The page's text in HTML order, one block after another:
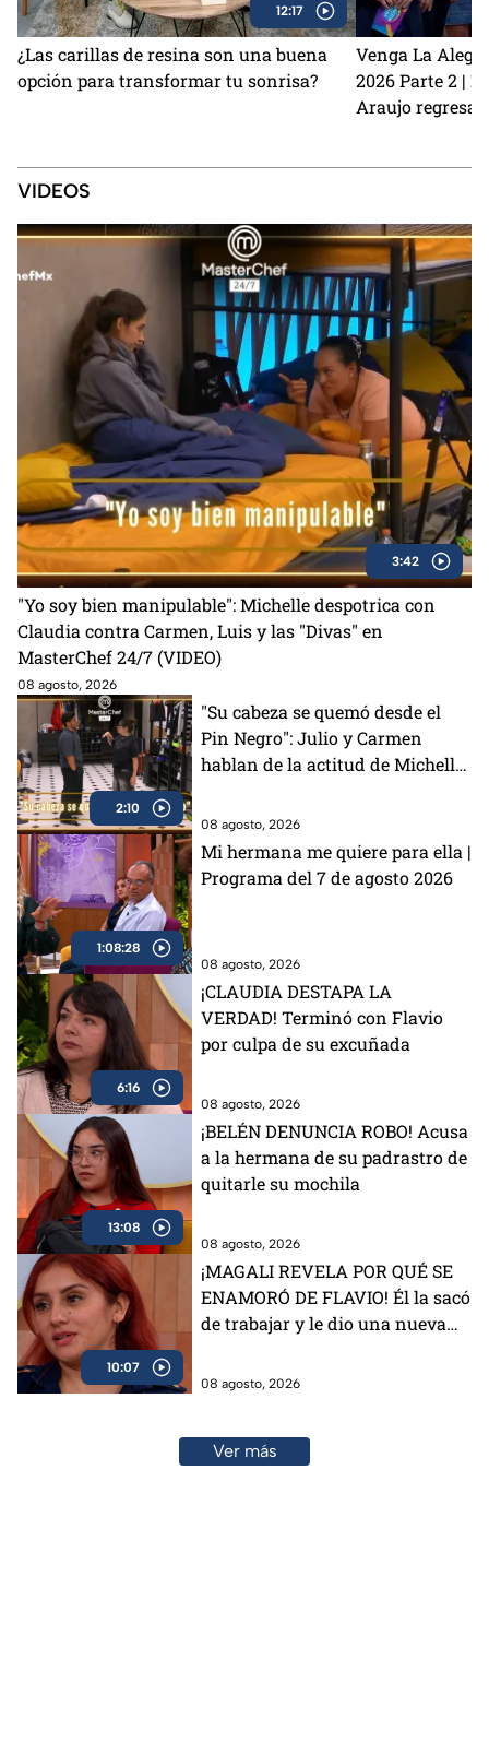
12:17
¿Las carillas de resina son una buena
opción para transformar tu sonrisa?
Venga La
2026 Parte 2 |
Araujo
VIDEOS
3:42
"Yo soy bien manipulable": Michelle despotrica con
Claudia contra Carmen, Luis y las "Divas" en
MasterChef 24/7 (VIDEO)
08 agosto, 2026
2:10
"Su cabeza se quemó desde el
Pin Negro": Julio y Carmen
hablan de la actitud de Michelle
08 agosto, 2026
1:08:28
Mi hermana me quiere para ella |
Programa del 7 de agosto 2026
08 agosto, 2026
6:16
¡CLAUDIA DESTAPA LA
VERDAD! Terminó con Flavio
por culpa de su excuñada
08 agosto, 2026
13:08
¡BELÉN DENUNCIA ROBO! Acusa
a la hermana de su padrastro de
quitarle su mochila
08 agosto, 2026
10:07
¡MAGALI REVELA POR QUÉ SE
ENAMORÓ DE FLAVIO! Él la sacó
de trabajar y le dio una nueva
08 agosto, 2026
Ver más